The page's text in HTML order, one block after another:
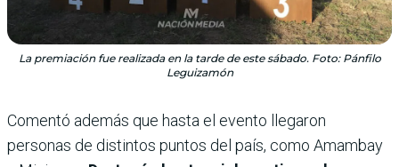
La premiación fue realizada en la tarde de este sábado. Foto: Pánfilo
Leguizamón
Comentó además que hasta el evento llegaron
personas de distintos puntos del país, como Amambay